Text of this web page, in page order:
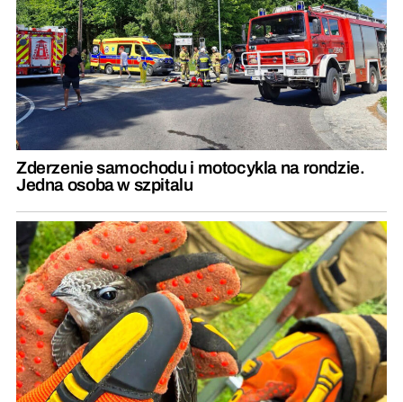
Zderzenie samochodu i motocykla na rondzie.
Jedna osoba w szpitalu